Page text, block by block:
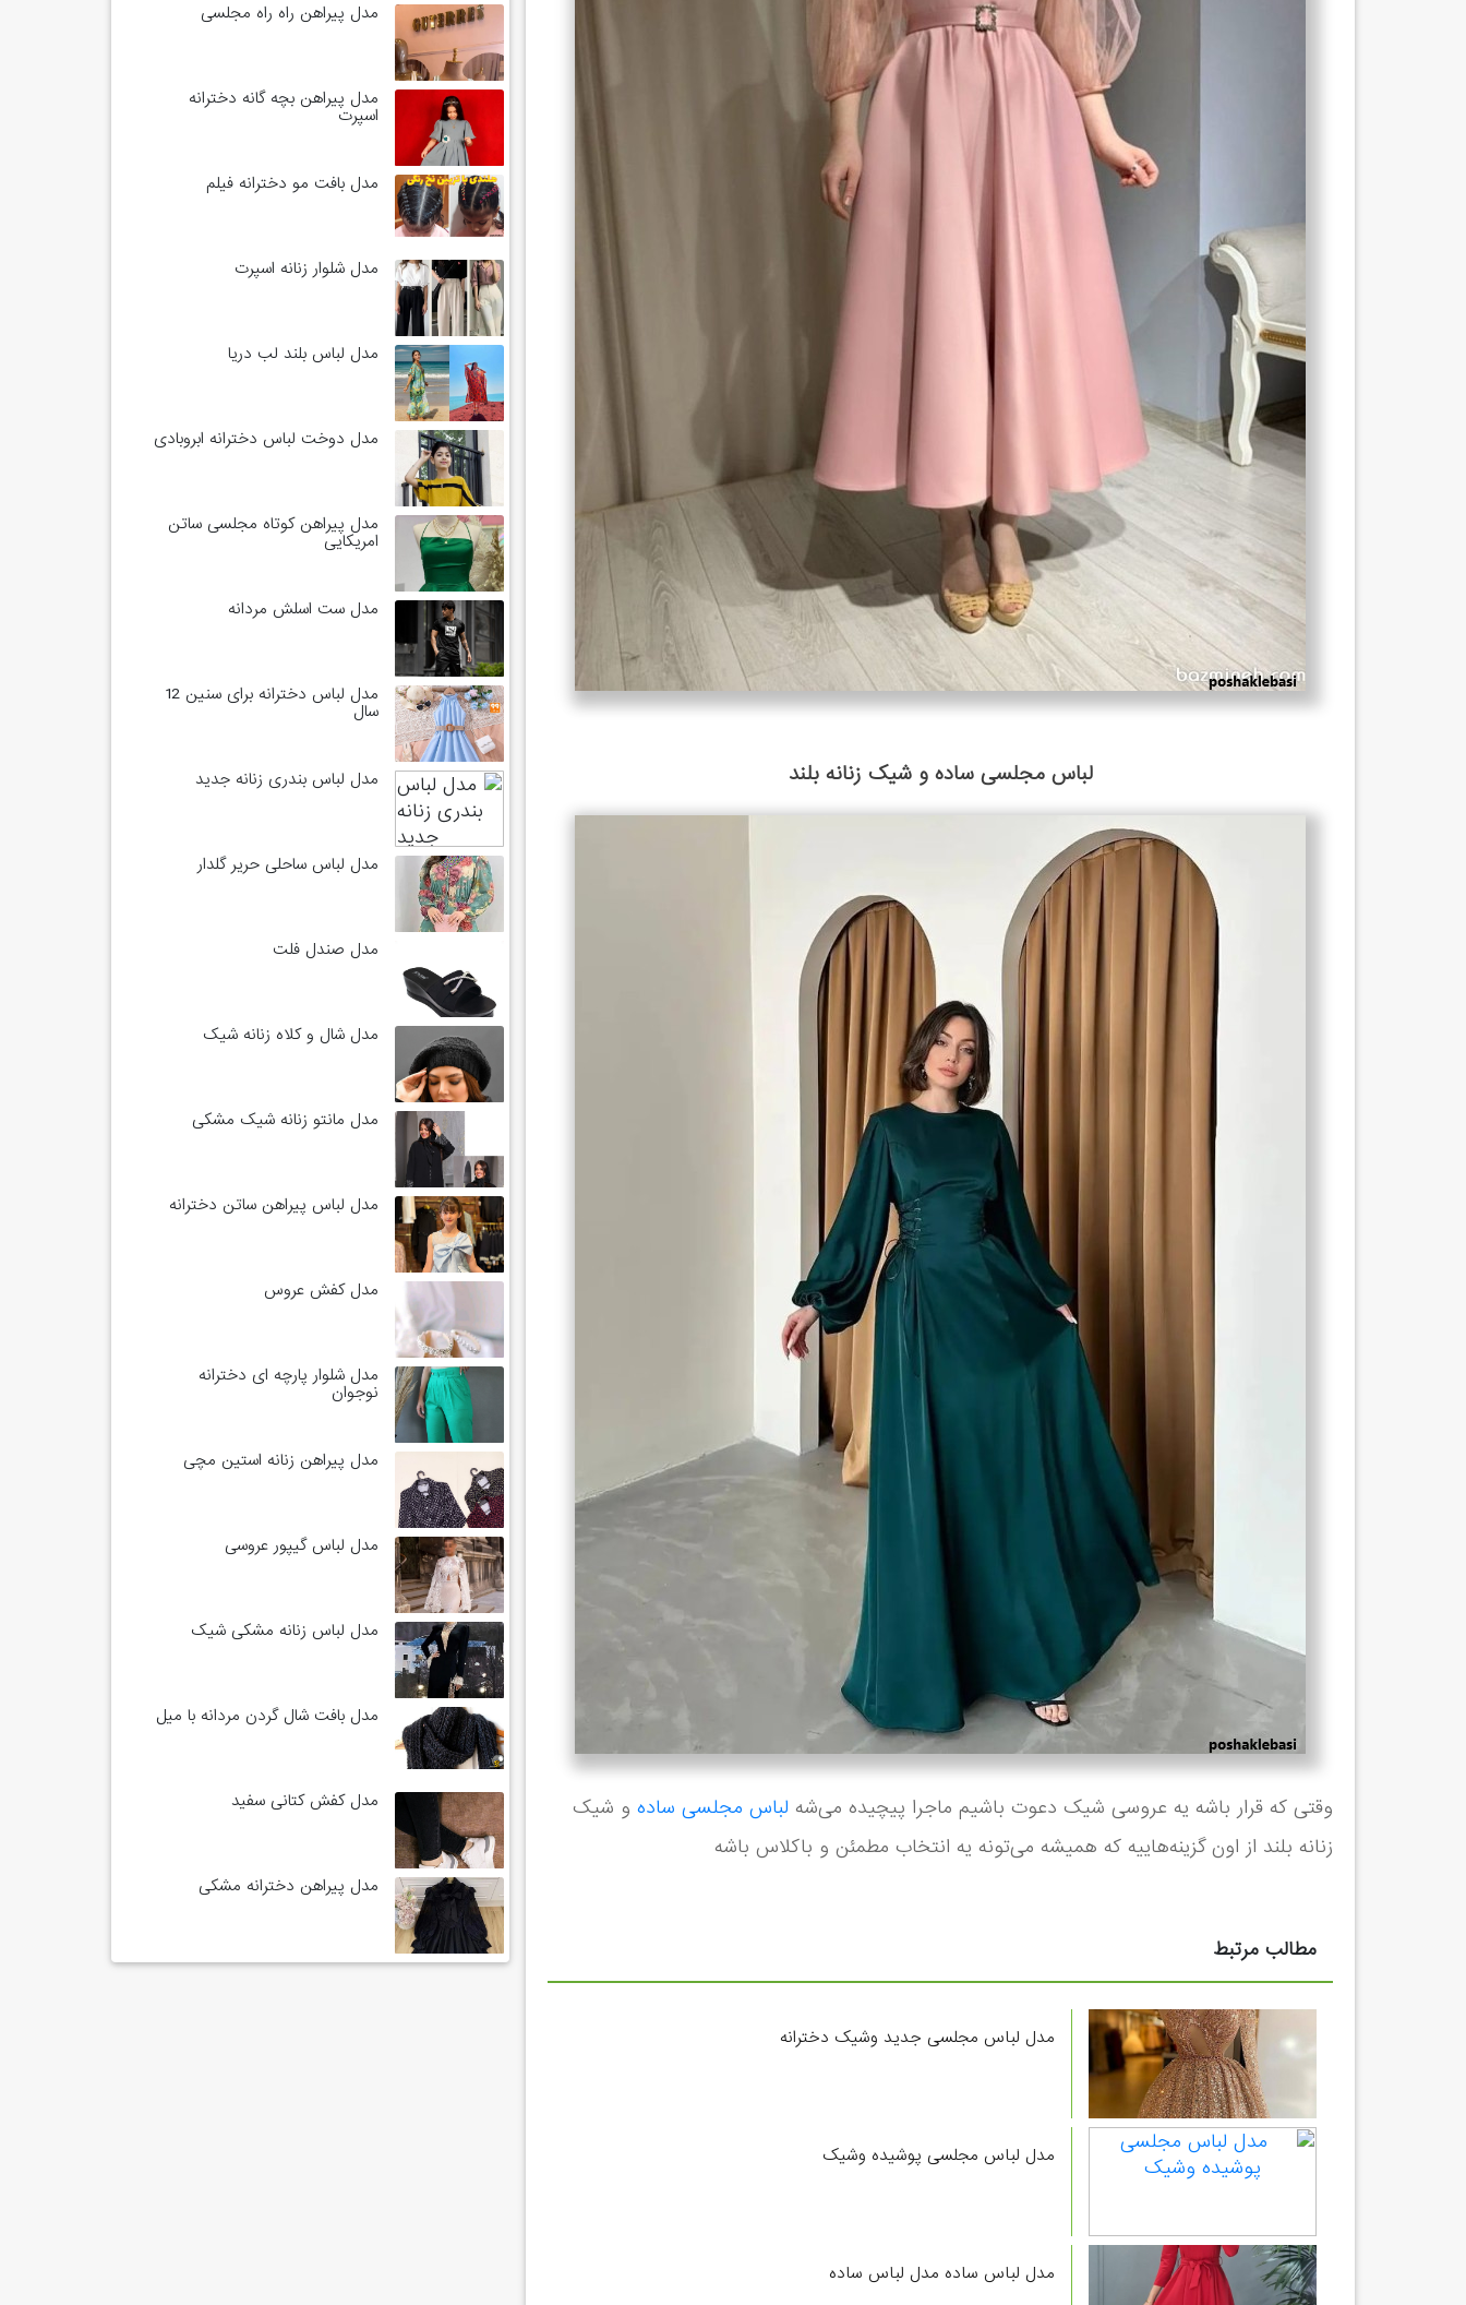
لباس مجلسی ساده و شیک زنانه بلند
وقتی که قرار باشه یه عروسی شیک دعوت باشیم ماجرا پیچیده‌ می‌شه لباس مجلسی ساده و شیک
زنانه بلند از اون گزینه‌هاییه که همیشه می‌تونه یه انتخاب مطمئن و باکلاس باشه
مطالب مرتبط
مدل لباس مجلسی جدید وشیک دخترانه
مدل لباس مجلسی پوشیده وشیک
مدل لباس ساده مدل لباس ساده
مدل پیراهن راه راه مجلسی
مدل پیراهن بچه گانه دخترانه
اسپرت
مدل بافت مو دخترانه فیلم
مدل شلوار زنانه اسپرت
مدل لباس بلند لب دریا
مدل دوخت لباس دخترانه ابروبادی
مدل پیراهن کوتاه مجلسی ساتن
امریکایی
مدل ست اسلش مردانه
مدل لباس دخترانه برای سنین 12
سال
مدل لباس بندری زنانه جدید
مدل لباس ساحلی حریر گلدار
مدل صندل فلت
مدل شال و کلاه زنانه شیک
مدل مانتو زنانه شیک مشکی
مدل لباس پیراهن ساتن دخترانه
مدل کفش عروس
مدل شلوار پارچه ای دخترانه
نوجوان
مدل پیراهن زنانه استین مچی
مدل لباس گیپور عروسی
مدل لباس زنانه مشکی شیک
مدل بافت شال گردن مردانه با میل
مدل کفش کتانی سفید
مدل پیراهن دخترانه مشکی